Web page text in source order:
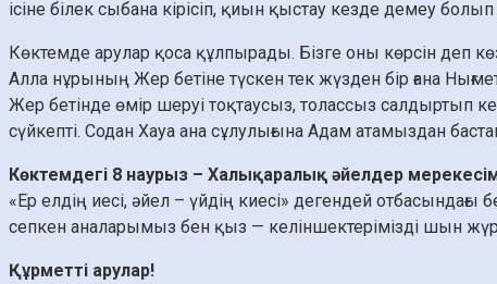
ісіне білек сыбана кірісіп, қиын қыстау кезде демеу
Көктемде арулар қоса құлпырады. Бізге оны көрсін деп
Алла нұрының Жер бетіне түскен тек жүзден бір ғана
Жер бетінде өмір шеруі тоқтаусыз, толассыз салдыртып
сүйкепті. Содан Хауа ана сұлулығына Адам атамыздан
Көктемдегі 8 наурыз – Халықаралық әйелдер
«Ер елдің иесі, әйел – үйдің киесі» дегендей
сепкен аналарымыз бен қыз — келіншектерімізді шын
Құрметті арулар!